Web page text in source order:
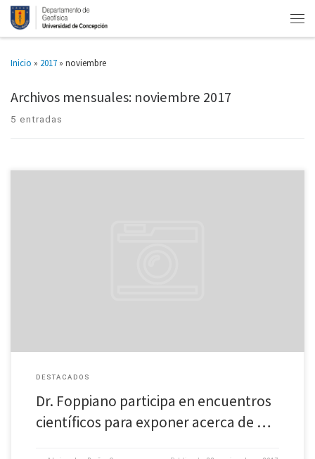
Inicio » 2017 » noviembre
Archivos mensuales: noviembre 2017
5 entradas
DESTACADOS
Dr. Foppiano participa en encuentros
científicos para exponer acerca de …